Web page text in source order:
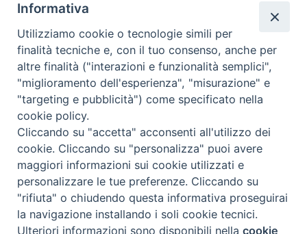
CREMA
Riproduzione solo con permesso.
Tutti i diritti sono riservati.
Preferenze Cookie
Informativa
Utilizziamo cookie o tecnologie simili per
finalità tecniche e, con il tuo consenso, anche per
altre finalità ("interazioni e funzionalità semplici",
"miglioramento dell'esperienza", "misurazione" e
"targeting e pubblicità") come specificato nella
cookie policy.
Cliccando su "accetta" acconsenti all'utilizzo dei
cookie. Cliccando su "personalizza" puoi avere
maggiori informazioni sui cookie utilizzati e
personalizzare le tue preferenze. Cliccando su
"rifiuta" o chiudendo questa informativa proseguirai
la navigazione installando i soli cookie tecnici.
Ulteriori informazioni sono disponibili nellacookie